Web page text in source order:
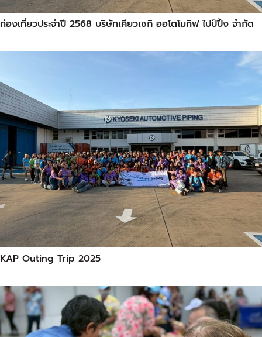
ท่องเที่ยวประจำปี 2568 บริษัทเคียวเซกิ ออโตโมทิฟ ไปป์ปิ้ง จำกัด
KAP Outing Trip 2025